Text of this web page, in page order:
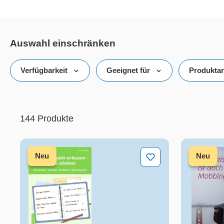
Auswahl einschränken
Verfügbarkeit Geeignet für
144 Produkte
32 von 144 Produkten werden angezeigt
144 Produkte
Ausdrucksfähigkeit verbessern - präzise schreiben
Neu Heul
Neu